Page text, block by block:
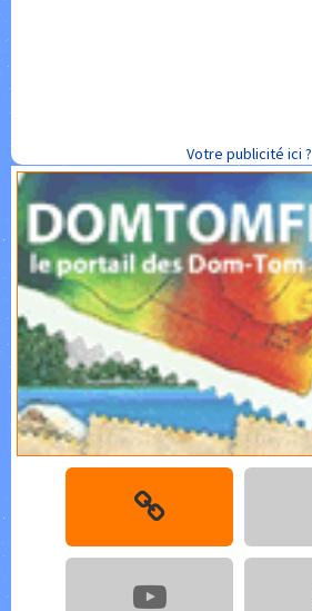
Votre publicité ici ?